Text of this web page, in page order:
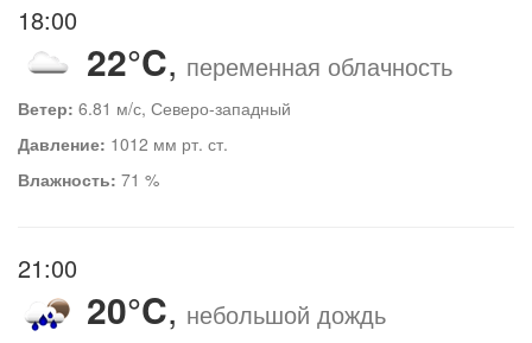
18:00
22°C, переменная облачность
Ветер: 6.81 м/с, Северо-западный
Давление: 1012 мм рт. ст.
Влажность: 71 %
21:00
20°C, небольшой дождь